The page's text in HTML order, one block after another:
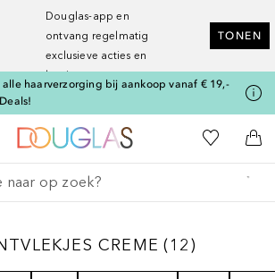
Douglas-app en
ontvang regelmatig
exclusieve acties en
kortingen
TONEN
haarverzorging bij aankoop vanaf € 19,-
Naar Douglas Home
Naar Mijn
CREME 12
CREME (12)